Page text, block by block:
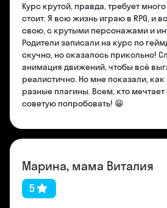
Курс крутой, правда, требует
стоит. Я всю жизнь играю в RPG, и
свою, с крутыми персонажами и
Родители записали на курс по
скучно, но оказалось прикольно!
анимация движений, чтобы всё
реалистично. Но мне показали, как
разные плагины. Всем, кто мечтает
советую попробовать! 😁
Марина, мама Виталия
5